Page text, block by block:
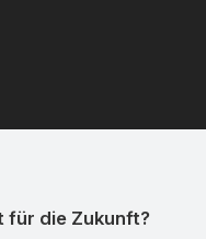
für die Zukunft?